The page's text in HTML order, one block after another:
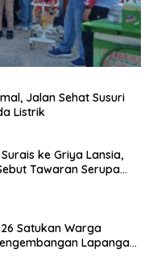
Jalan Sehat Susuri
Listrik
ke Griya Lansia,
Tawaran Serupa
Satukan Warga
Lapangan